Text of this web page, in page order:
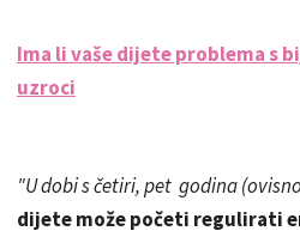
Ima li vaše dijete problema s
uzroci
"U dobi s četiri, pet godina
dijete može početi regulirati